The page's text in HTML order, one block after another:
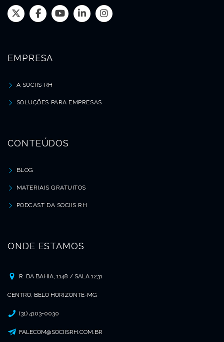
EMPRESA
A SOCIIS RH
SOLUÇÕES PARA EMPRESAS
CONTEÚDOS
BLOG
MATERIAIS GRATUITOS
PODCAST DA SOCIIS RH
ONDE ESTAMOS
R. DA BAHIA, 1148 / SALA 1231
CENTRO, BELO HORIZONTE-MG
(31) 4103-0030
FALECOM@SOCIISRH.COM.BR